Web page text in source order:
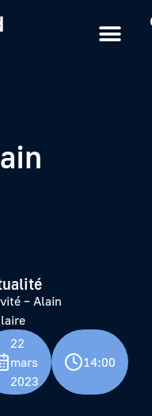
– Alain
22
mars
2023
14:00